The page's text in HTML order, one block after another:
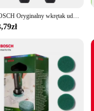
BOSCH Oryginalny wkrętak udarowy PH/PZ 50mm S2 Zmodyfikowana stalowa obróbka cieplna Proces Wytrzymałość Załączniki narzędziowe